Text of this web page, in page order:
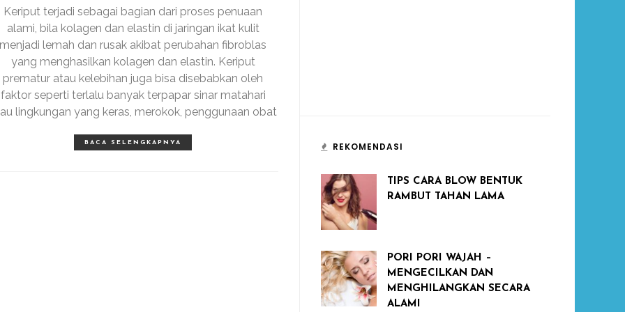
Keriput terjadi sebagai bagian dari proses penuaan
alami, bila kolagen dan elastin di jaringan ikat kulit
menjadi lemah dan rusak akibat perubahan fibroblas
yang menghasilkan kolagen dan elastin. Keriput
prematur atau kelebihan juga bisa disebabkan oleh
faktor seperti terlalu banyak terpapar sinar matahari
lingkungan yang keras, merokok, penggunaan obat
BACA SELENGKAPNYA REKOMENDASI
TIPS CARA BLOW BENTUK
RAMBUT TAHAN LAMA
PORI PORI WAJAH –
MENGECILKAN DAN
MENGHILANGKAN SECARA
ALAMI